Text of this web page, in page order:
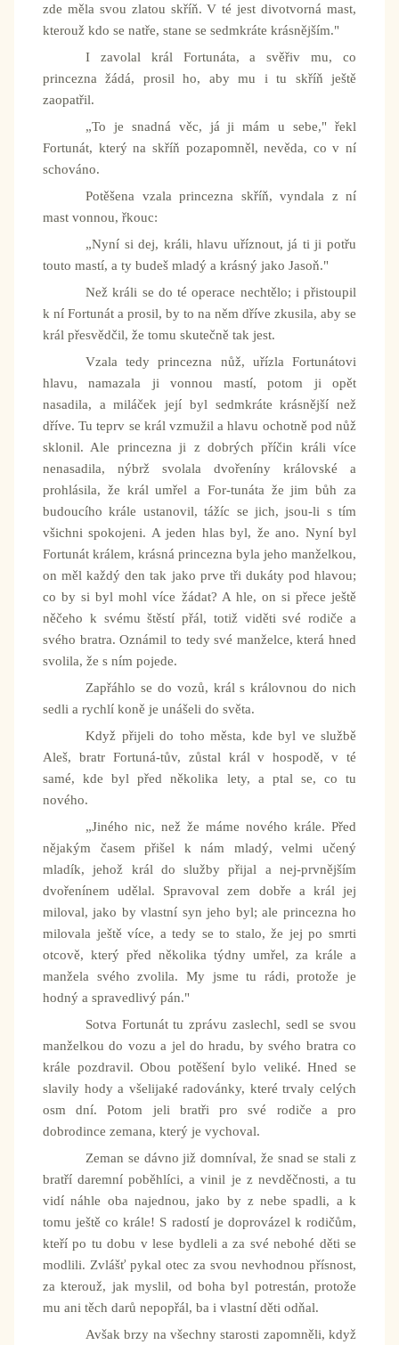
zde měla svou zlatou skříň. V té jest divotvorná mast,
kterouž kdo se natře, stane se sedmkráte krásnějším."
I zavolal král Fortunáta, a svěřiv mu, co
princezna žádá, prosil ho, aby mu i tu skříň ještě
zaopatřil.
„To je snadná věc, já ji mám u sebe," řekl
Fortunát, který na skříň pozapomněl, nevěda, co v ní
schováno.
Potěšena vzala princezna skříň, vyndala z ní
mast vonnou, řkouc:
„Nyní si dej, králi, hlavu uříznout, já ti ji potřu
touto mastí, a ty budeš mladý a krásný jako Jasoň."
Než králi se do té operace nechtělo; i přistoupil
k ní Fortunát a prosil, by to na něm dříve zkusila, aby se
král přesvědčil, že tomu skutečně tak jest.
Vzala tedy princezna nůž, uřízla Fortunátovi
hlavu, namazala ji vonnou mastí, potom ji opět
nasadila, a miláček její byl sedmkráte krásnější než
dříve. Tu teprv se král vzmužil a hlavu ochotně pod nůž
sklonil. Ale princezna ji z dobrých příčin králi více
nenasadila, nýbrž svolala dvořeníny královské a
prohlásila, že král umřel a For-tunáta že jim bůh za
budoucího krále ustanovil, tážíc se jich, jsou-li s tím
všichni spokojeni. A jeden hlas byl, že ano. Nyní byl
Fortunát králem, krásná princezna byla jeho manželkou,
on měl každý den tak jako prve tři dukáty pod hlavou;
co by si byl mohl více žádat? A hle, on si přece ještě
něčeho k svému štěstí přál, totiž viděti své rodiče a
svého bratra. Oznámil to tedy své manželce, která hned
svolila, že s ním pojede.
Zapřáhlo se do vozů, král s královnou do nich
sedli a rychlí koně je unášeli do světa.
Když přijeli do toho města, kde byl ve službě
Aleš, bratr Fortuná-tův, zůstal král v hospodě, v té
samé, kde byl před několika lety, a ptal se, co tu
nového.
„Jiného nic, než že máme nového krále. Před
nějakým časem přišel k nám mladý, velmi učený
mladík, jehož král do služby přijal a nej-prvnějším
dvořenínem udělal. Spravoval zem dobře a král jej
miloval, jako by vlastní syn jeho byl; ale princezna ho
milovala ještě více, a tedy se to stalo, že jej po smrti
otcově, který před několika týdny umřel, za krále a
manžela svého zvolila. My jsme tu rádi, protože je
hodný a spravedlivý pán."
Sotva Fortunát tu zprávu zaslechl, sedl se svou
manželkou do vozu a jel do hradu, by svého bratra co
krále pozdravil. Obou potěšení bylo veliké. Hned se
slavily hody a všelijaké radovánky, které trvaly celých
osm dní. Potom jeli bratři pro své rodiče a pro
dobrodince zemana, který je vychoval.
Zeman se dávno již domníval, že snad se stali z
bratří daremní poběhlíci, a vinil je z nevděčnosti, a tu
vidí náhle oba najednou, jako by z nebe spadli, a k
tomu ještě co krále! S radostí je doprovázel k rodičům,
kteří po tu dobu v lese bydleli a za své nebohé děti se
modlili. Zvlášť pykal otec za svou nevhodnou přísnost,
za kterouž, jak myslil, od boha byl potrestán, protože
mu ani těch darů nepopřál, ba i vlastní děti odňal.
Avšak brzy na všechny starosti zapomněli, když